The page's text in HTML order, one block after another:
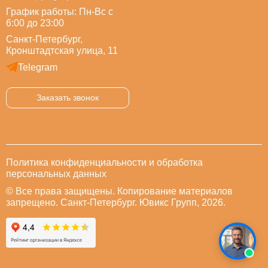
График работы: Пн-Вс с
6:00 до 23:00
Санкт-Петербург,
Кронштадтская улица, 11
Telegram
Заказать звонок
Политика конфиденциальности и обработка
персональных данных
© Все права защищены. Копирование материалов
запрещено. Санкт-Петербург. Ювикс Групп, 2026.